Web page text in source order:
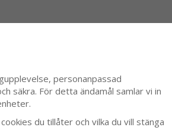
personanpassad
säkra. För detta ändamål samlar vi in
du tillåter och vilka du vill stänga